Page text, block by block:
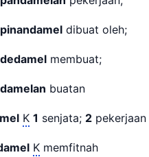
pinandamel dibuat oleh;
dedamel membuat;
damelan buatan
K 1 senjata; 2 pekerjaan
K memfitnah